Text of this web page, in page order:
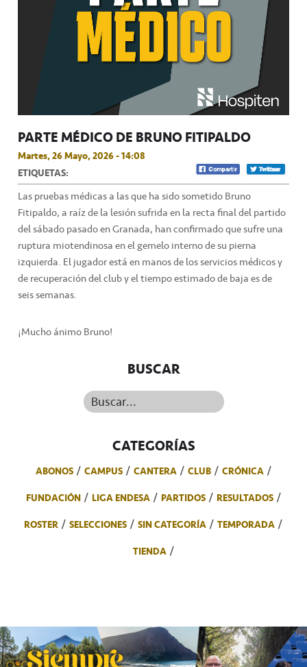
PARTE MÉDICO DE BRUNO FITIPALDO
Martes, 26 Mayo, 2026 - 14:08
ETIQUETAS:
Las pruebas médicas a las que ha sido sometido Bruno
Fitipaldo, a raíz de la lesión sufrida en la recta final del partido
del sábado pasado en Granada, han confirmado que sufre una
ruptura miotendinosa en el gemelo interno de su pierna
izquierda. El jugador está en manos de los servicios médicos y
de recuperación del club y el tiempo estimado de baja es de
seis semanas.
¡Mucho ánimo Bruno!
BUSCAR
Buscar...
CATEGORÍAS
ABONOS CAMPUS CANTERA CLUB
CRÓNICA
FUNDACIÓN
LIGA ENDESA PARTIDOS
RESULTADOS
ROSTER
SELECCIONES SIN CATEGORÍA
TEMPORADA
TIENDA